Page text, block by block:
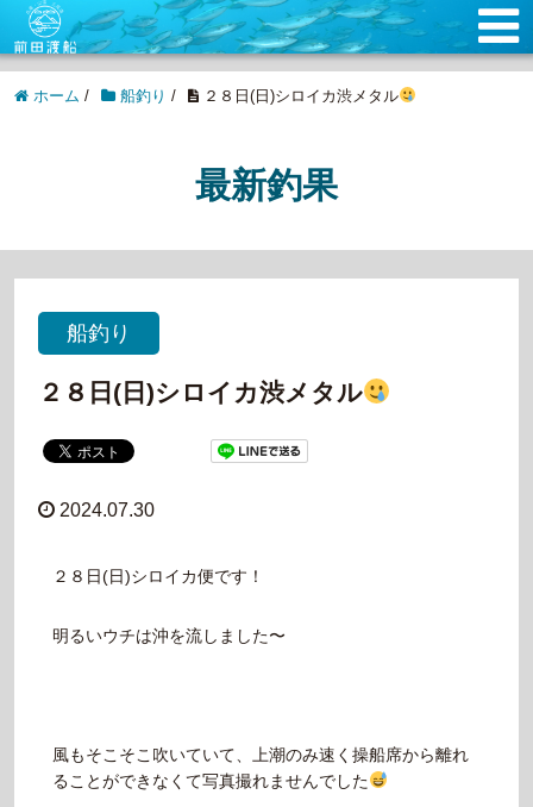
ホーム / 船釣り / ２８日(日)シロイカ渋メタル
最新釣果
船釣り
２８日(日)シロイカ渋メタル
2024.07.30
２８日(日)シロイカ便です！
明るいウチは沖を流しました〜
風もそこそこ吹いていて、上潮のみ速く操船席から離れ
ることができなくて写真撮れませんでした